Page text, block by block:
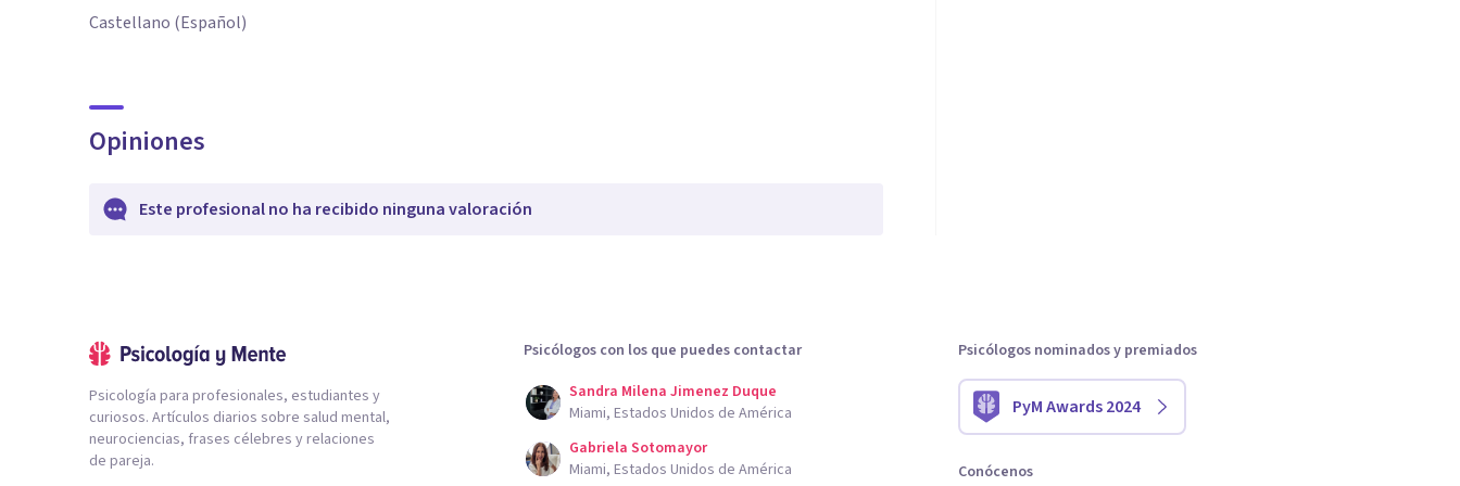
Castellano (Español)
Opiniones
Este profesional no ha recibido ninguna valoración
Psicología para profesionales, estudiantes y
curiosos. Artículos diarios sobre salud mental,
neurociencias, frases célebres y relaciones
de pareja.
Psicólogos con los que puedes contactar
Sandra Milena Jimenez Duque
Miami, Estados Unidos de América
Gabriela Sotomayor
Miami, Estados Unidos de América
Psicólogos nominados y premiados
PyM Awards 2024
Conócenos